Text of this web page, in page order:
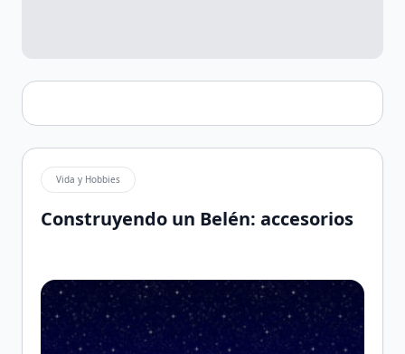
Vida y Hobbies
Construyendo un Belén: accesorios